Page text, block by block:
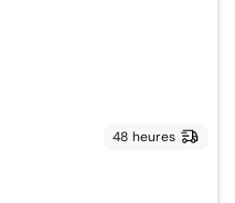
48 heures